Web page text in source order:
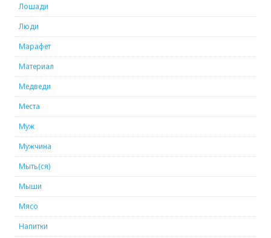
Лошади
Люди
Марафет
Материал
Медведи
Места
Муж
Мужчина
Мыть(ся)
Мыши
Мясо
Напитки